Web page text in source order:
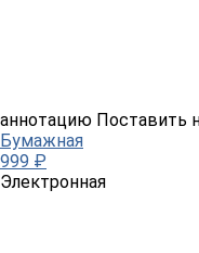
аннотацию Поставить
Бумажная
999 ₽
Электронная